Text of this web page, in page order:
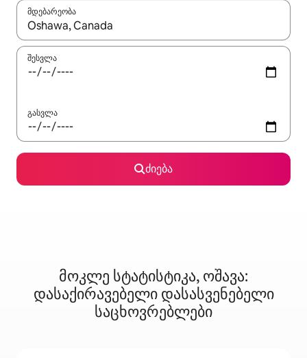
მდებარეობა
როცა შედეგები ხელმისაწვდომი გახდება, ნავიგაციისთვის
შესვლა
გასვლა
ძიება
მოკლე სტატისტიკა, ოშავა:
დასაქირავებელი დასასვენებელი
საცხოვრებლები